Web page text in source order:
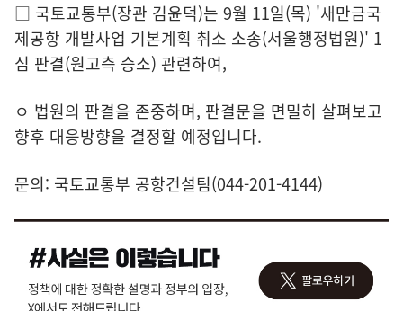
□ 국토교통부(장관 김윤덕)는 9월 11일(목) '새만금국
제공항 개발사업 기본계획 취소 소송(서울행정법원)' 1
심 판결(원고측 승소) 관련하여,
ㅇ 법원의 판결을 존중하며, 판결문을 면밀히 살펴보고
향후 대응방향을 결정할 예정입니다.
문의: 국토교통부 공항건설팀(044-201-4144)